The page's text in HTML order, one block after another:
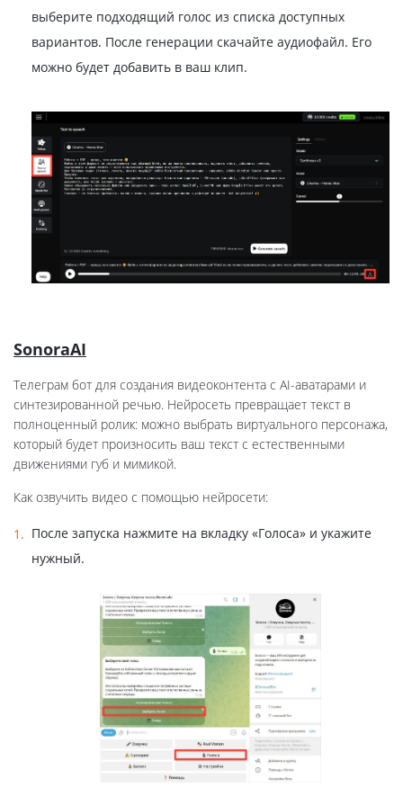
выберите подходящий голос из списка доступных
вариантов. После генерации скачайте аудиофайл. Его
можно будет добавить в ваш клип.
SonoraAI
Телеграм бот для создания видеоконтента с AI-аватарами и
синтезированной речью. Нейросеть превращает текст в
полноценный ролик: можно выбрать виртуального персонажа,
который будет произносить ваш текст с естественными
движениями губ и мимикой.
Как озвучить видео с помощью нейросети:
После запуска нажмите на вкладку «Голоса» и укажите
нужный.